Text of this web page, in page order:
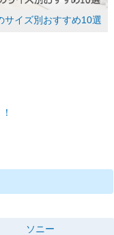
サイズ別おすすめ10選
ソニー